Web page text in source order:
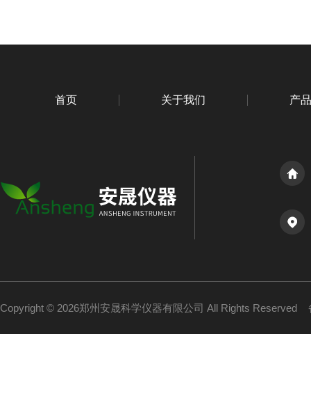
首页 关于我们 产
Copyright © 2026郑州安晟科学仪器有限公司 All Rights Reserved